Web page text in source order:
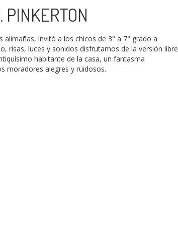
invitó a los chicos de 3° a 7° grado a
risas, luces y sonidos disfrutamos de la versión libre
habitante de la casa, un fantasma
moradores alegres y ruidosos.